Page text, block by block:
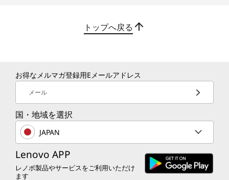
ワイヤレスLAN*
Wi-Fi 6E対応 (IEEE802.11ax/ac/a/b/g/n準拠)
Bluetooth****
v6.0
v5.4
トップへ戻る
お得なメルマガ登録用Eメールアドレス
メール
国・地域を選択
JAPAN
Lenovo APP
レノボ製品やサービスをご利用いただけ
ます